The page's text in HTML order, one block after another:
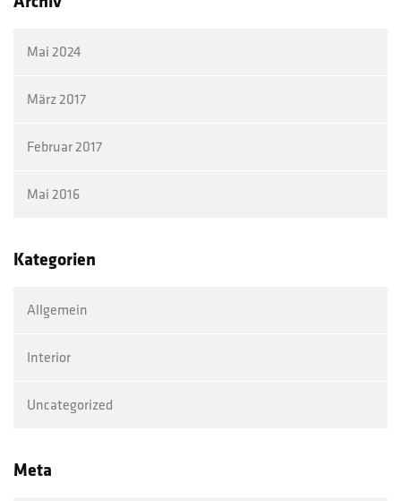
Mai 2024
März 2017
Februar 2017
Mai 2016
Kategorien
Allgemein
Interior
Uncategorized
Meta